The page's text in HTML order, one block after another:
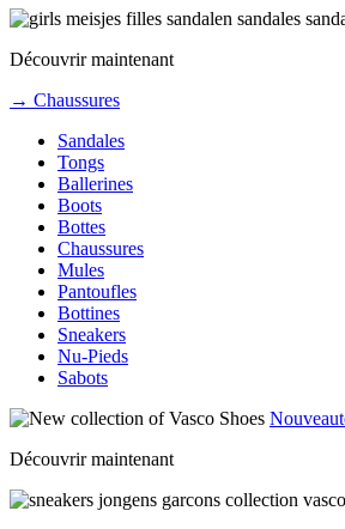
Découvrir maintenant
→ Chaussures
Sandales
Tongs
Ballerines
Boots
Bottes
Chaussures
Mules
Pantoufles
Bottines
Sneakers
Nu-Pieds
Sabots
Découvrir maintenant